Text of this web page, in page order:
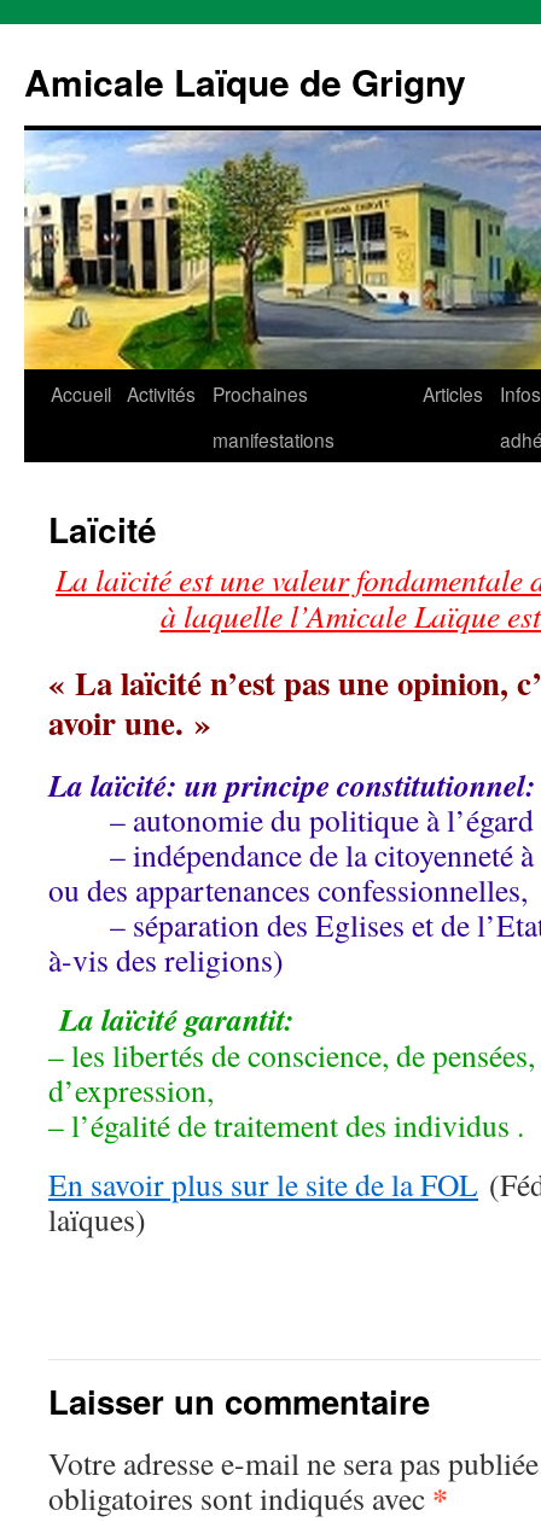
contenu
Amicale Laïque de Grigny
Accueil Activités
Prochaines
manifestations
Articles
Infos
Laïcité
La laïcité est une valeur fondamentale
à laquelle l’Amicale Laïque
« La laïcité n’est pas une opinion,
avoir une. »
La laïcité: un principe
– autonomie du politique à l’égard
– indépendance de la citoyenneté à
ou des appartenances confessionnelles,
– séparation des Eglises et de
à-vis des religions)
La laïcité garantit:
– les libertés de conscience, de
d’expression,
– l’égalité de traitement des individus .
En savoir plus sur le site de la FOL
laïques)
Laisser un commentaire
Votre adresse e-mail ne sera pas
obligatoires sont indiqués avec *